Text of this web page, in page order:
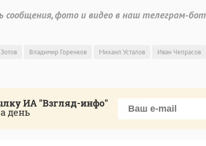
фото и видео в наш телеграм-бот
Владимир Горенков Михаил Усталов
Иван Чепрасов
ИА "Взгляд-инфо"
день